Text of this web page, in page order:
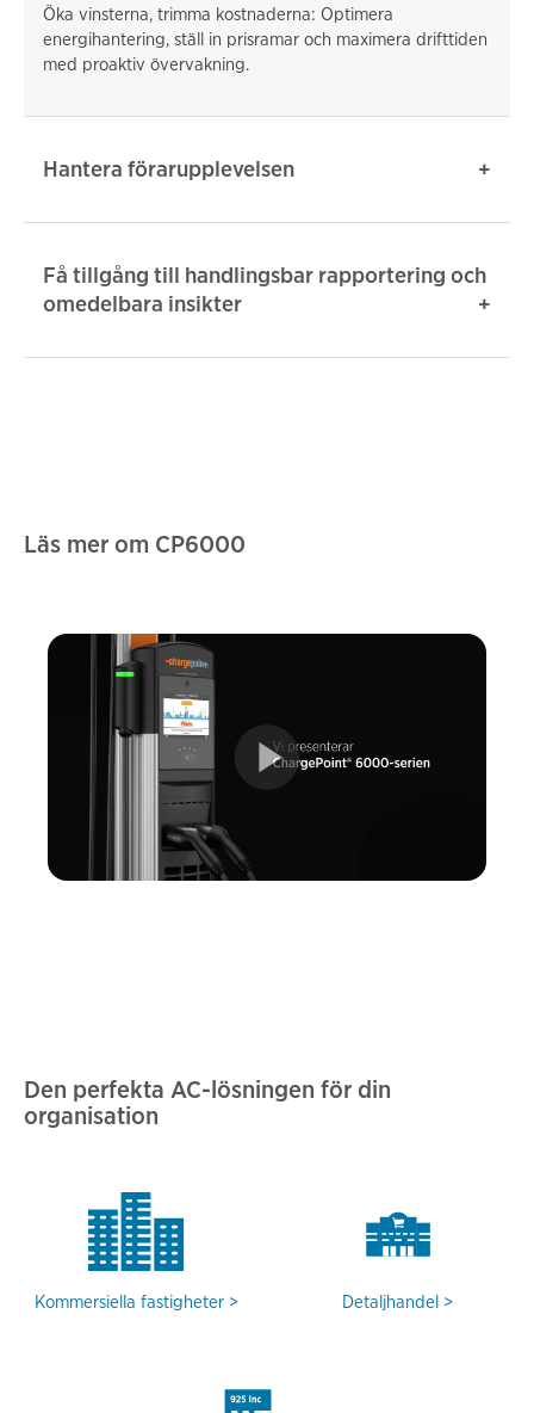
Öka vinsterna, trimma kostnaderna: Optimera
energihantering, ställ in prisramar och maximera drifttiden
med proaktiv övervakning.
Hantera förarupplevelsen
Få tillgång till handlingsbar rapportering och
omedelbara insikter
Läs mer om CP6000
Den perfekta AC-lösningen för din
organisation
Kommersiella fastigheter Detaljhandel